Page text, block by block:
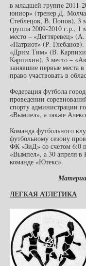
в младшей группе 2011-
юниор» (тренер Д.
Стеблецов, В. Попов), 3
группа 2009-2010 г.р., 1
место – «Дегтяревец»
«Патриот» (Р.
«Дрим Тим» (В.
Карпихин), 3 место –
занявшие первые места
право участвовать в
Федерация футбола
проведении
спорту администрации
«Вымпел», а также
Команда футбольного
футбольному сезону
ФК «ЗиД» со счетом 6:0
«Вымпел», а 30 апреля в
команде «Ютекс».
ЛЕГКАЯ АТЛЕТИКА